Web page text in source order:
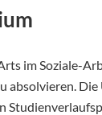
im Soziale-
absolvieren.